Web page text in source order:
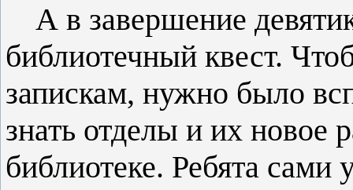
А в завершение
библиотечный квест.
запискам, нужно было
знать отделы и их новое
библиотеке. Ребята сами